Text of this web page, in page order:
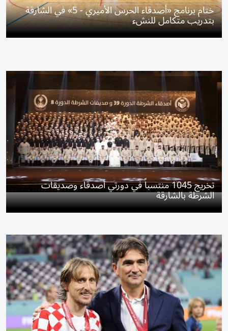
ختام برنامج «أصدقاء الحرس الأميري - 5» في الشارقة
بتدريب متكامل للنشء
تخريج 1045 منتسباً في دورتي أصدقاء وصديقات
الشرطة بالشارقة